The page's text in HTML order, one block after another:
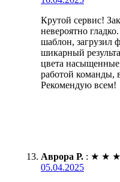
Крутой сервис!
невероятно
шаблон, загрузил
шикарный
цвета
работой команды,
Рекомендую всем!
Аврора Р. : ★ ★ ★
05.04.2025